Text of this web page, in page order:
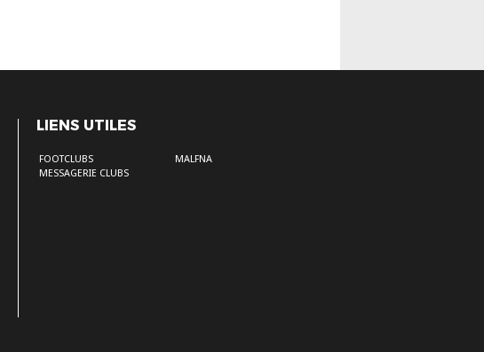
LIENS UTILES
FOOTCLUBS
MESSAGERIE CLUBS
MALFNA